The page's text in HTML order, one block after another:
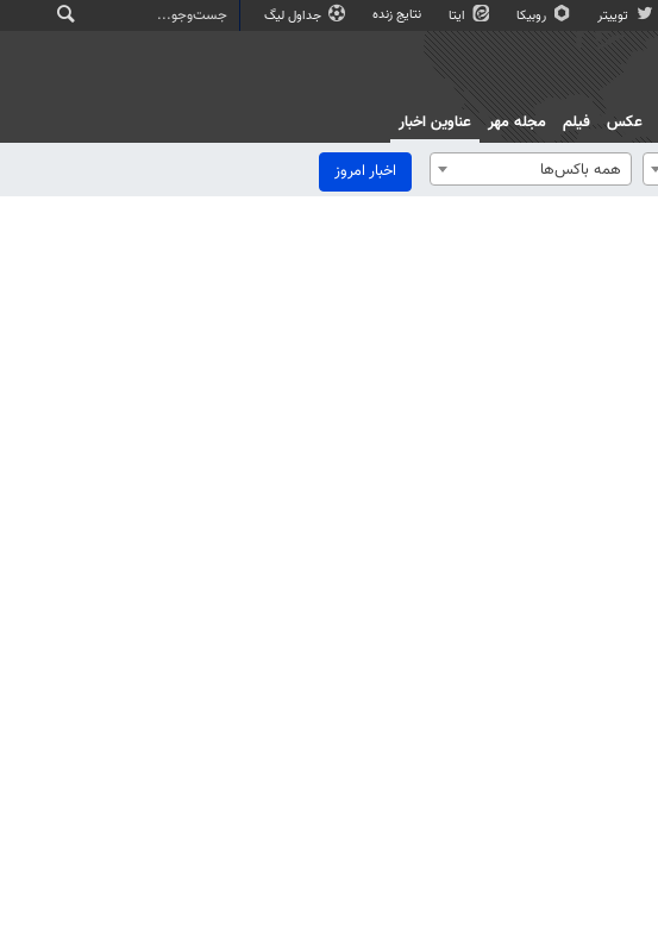
توییتر روبیکا ایتا نتایج زنده جداول لیگ
عکس فیلم مجله مهر
عناوین اخبار
همه باکس‌ها اخبار امروز